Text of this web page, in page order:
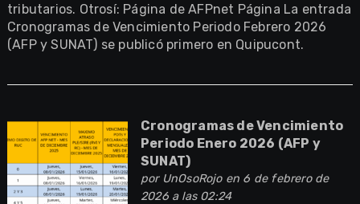
tributarios. Otrosí: Página de AFPnet Página La entrada
Cronogramas de Vencimiento Periodo Febrero 2026
(AFP y SUNAT) se publicó primero en Quipucont.
Cronogramas de Vencimiento
Periodo Enero 2026 (AFP y
SUNAT)
por UnOsoRojoen 6 de febrero de
2026 a las 02:24